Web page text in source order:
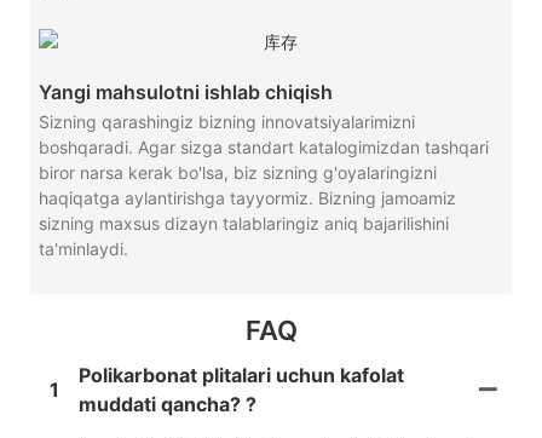
Yangi mahsulotni ishlab chiqish
Sizning qarashingiz bizning innovatsiyalarimizni
boshqaradi. Agar sizga standart katalogimizdan tashqari
biror narsa kerak bo'lsa, biz sizning g'oyalaringizni
haqiqatga aylantirishga tayyormiz. Bizning jamoamiz
sizning maxsus dizayn talablaringiz aniq bajarilishini
ta'minlaydi.
FAQ
1
Polikarbonat plitalari uchun kafolat
muddati qancha? ?